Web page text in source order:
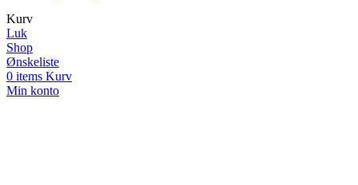
Kurv
Luk
Shop
Ønskeliste
0 items Kurv
Min konto